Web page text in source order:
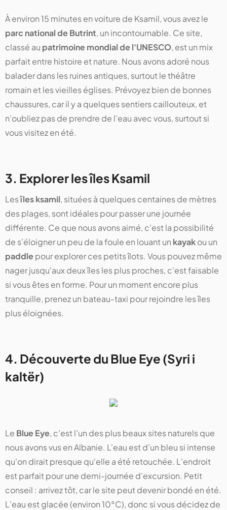
À environ 15 minutes en voiture de Ksamil, vous avez le
parc national de Butrint, un incontournable. Ce site,
classé au patrimoine mondial de l'UNESCO, est un mix
parfait entre histoire et nature. Nous avons adoré nous
balader dans les ruines antiques, surtout le théâtre
romain et les vieilles églises. Prévoyez bien de bonnes
chaussures, car il y a quelques sentiers caillouteux, et
n’oubliez pas de prendre de l’eau avec vous, surtout si
vous visitez en été.
3. Explorer les îles Ksamil
Lesîles ksamil, situées à quelques centaines de mètres
des plages, sont idéales pour passer une journée
différente. Ce que nous avons aimé, c'est la possibilité
de s'éloigner un peu de la foule en louant un kayakou un
paddlepour explorer ces petits îlots. Vous pouvez même
nager jusqu'aux deux îles les plus proches, c'est faisable
si vous êtes en forme. Pour un moment encore plus
tranquille, prenez un bateau-taxi pour rejoindre les îles
plus éloignées.
4. Découverte du Blue Eye (Syri i
kaltër)
Le Blue Eye, c’est l’un des plus beaux sites naturels que
nous avons vus en Albanie. L'eau est d’un bleu si intense
qu'on dirait presque qu'elle a été retouchée. L’endroit
est parfait pour une demi-journée d’excursion. Petit
conseil : arrivez tôt, car le site peut devenir bondé en été.
L’eau est glacée (environ 10°C), donc si vous décidez de